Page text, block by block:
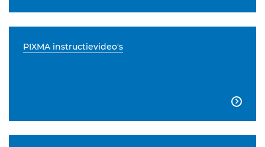
PIXMA instructievideo's
